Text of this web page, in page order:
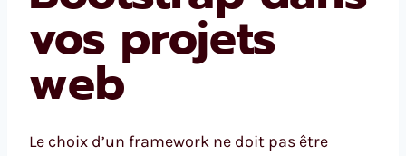
vos projets
web
Le choix d’un framework ne doit pas être